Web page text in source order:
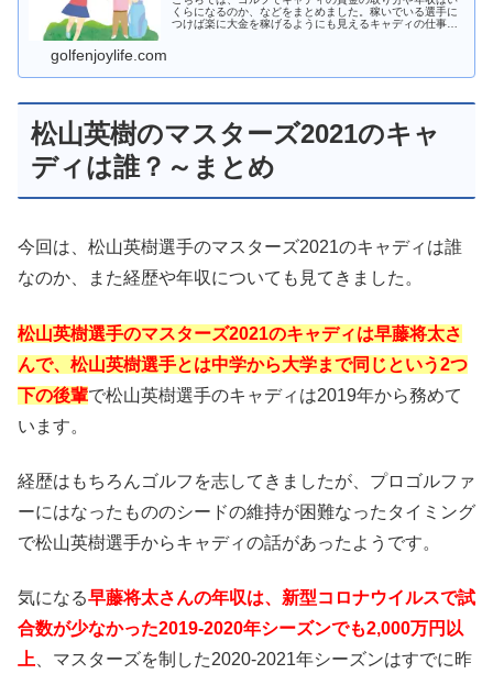
くらになるのか、などをまとめました。稼いでいる選手に
つけば楽に大金を稼げるようにも見えるキャディの仕事で
golfenjoylife.com
松山英樹のマスターズ2021のキャ
ディは誰？～まとめ
今回は、松山英樹選手のマスターズ2021のキャディは誰
なのか、また経歴や年収についても見てきました。
松山英樹選手のマスターズ2021のキャディは早藤将太さ
んで、松山英樹選手とは中学から大学まで同じという2つ
下の後輩で松山英樹選手のキャディは2019年から務めて
います。
経歴はもちろんゴルフを志してきましたが、プロゴルファ
ーにはなったもののシードの維持が困難なったタイミング
で松山英樹選手からキャディの話があったようです。
気になる早藤将太さんの年収は、新型コロナウイルスで試
合数が少なかった2019-2020年シーズンでも2,000万円以
上、マスターズを制した2020-2021年シーズンはすでに昨